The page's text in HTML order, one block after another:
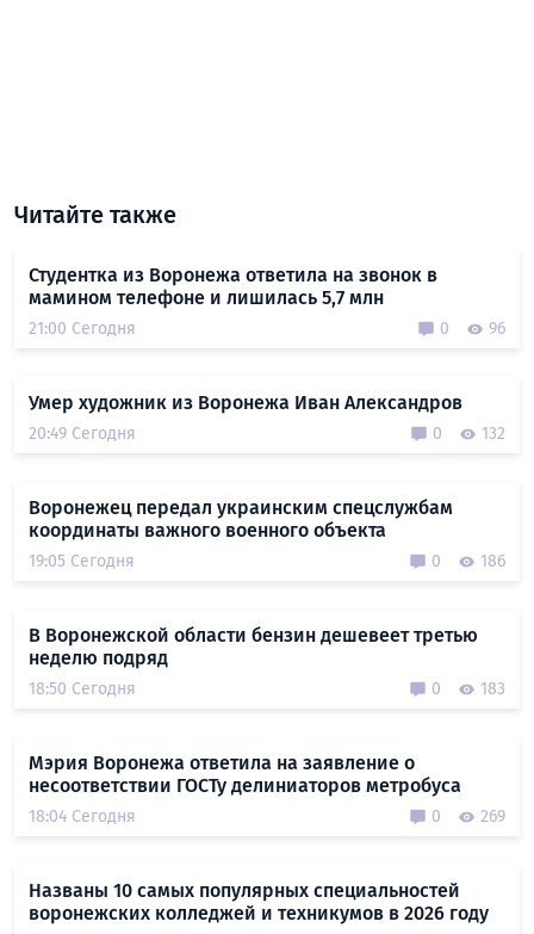
Читайте также
Студентка из Воронежа ответила на звонок в
мамином телефоне и лишилась 5,7 млн
21:00 Сегодня 0 96
Умер художник из Воронежа Иван Александров
20:49 Сегодня 0 132
Воронежец передал украинским спецслужбам
координаты важного военного объекта
19:05 Сегодня 0 186
В Воронежской области бензин дешевеет третью
неделю подряд
18:50 Сегодня 0 183
Мэрия Воронежа ответила на заявление о
несоответствии ГОСТу делиниаторов метробуса
18:04 Сегодня 0 269
Названы 10 самых популярных специальностей
воронежских колледжей и техникумов в 2026 году